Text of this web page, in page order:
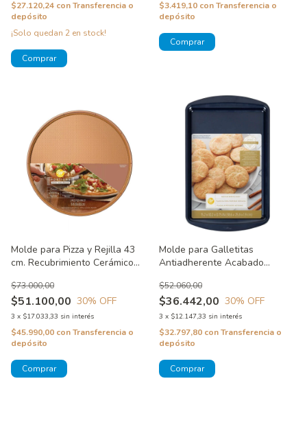
$27.120,24 conTransferencia o
depósito
¡Solo quedan 2 en stock!
$3.419,10 conTransferencia o
depósito
Molde para Pizza y Rejilla 43
cm. Recubrimiento Cerámico
$51.100,00
$73.000,00
30% OFF
3 x $17.033,33 sin interés
$45.990,00 conTransferencia o
depósito
Molde para Galletitas
Antiadherente Acabado
Wilton
$36.442,00
$52.060,00
30% OFF
3 x $12.147,33 sin interés
$32.797,80 conTransferencia o
depósito